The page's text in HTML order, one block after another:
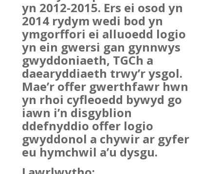
yn 2012-2015. Ers ei osod yn
2014 rydym wedi bod yn
ymgorffori ei alluoedd logio
yn ein gwersi gan gynnwys
gwyddoniaeth, TGCh a
daearyddiaeth trwy’r ysgol.
Mae’r offer gwerthfawr hwn
yn rhoi cyfleoedd bywyd go
iawn i’n disgyblion
ddefnyddio offer logio
gwyddonol a chywir ar gyfer
eu hymchwil a’u dysgu.